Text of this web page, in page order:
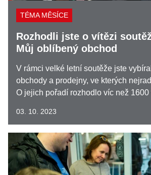
TÉMA MĚSÍCE
Rozhodli jste o vítězi
Můj oblíbený obchod
V rámci velké letní soutěže jste
obchody a prodejny, ve kterých
O jejich pořadí rozhodlo víc než 1600
03. 10. 2023